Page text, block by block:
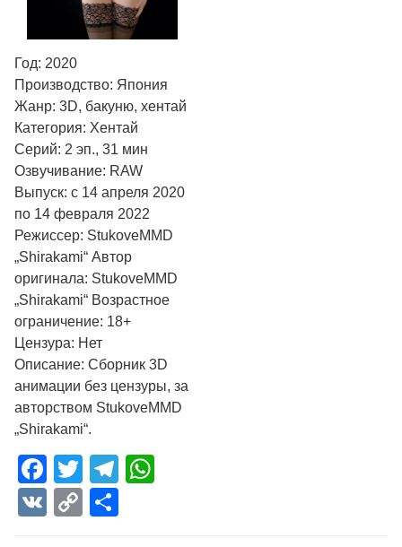
Год: 2020
Производство: Япония
Жанр: 3D, бакуню, хентай
Категория: Хентай
Cерий: 2 эп., 31 мин
Озвучивание: RAW
Выпуск: с 14 апреля 2020
по 14 февраля 2022
Режиссер: StukoveMMD
„Shirakami“ Автор
оригинала: StukoveMMD
„Shirakami“ Возрастное
ограничение: 18+
Цензура: Нет
Описание: Сборник 3D
анимации без цензуры, за
авторством StukoveMMD
„Shirakami“.
Facebook
TwitterTelegram
VK Copy